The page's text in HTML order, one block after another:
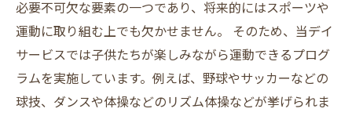
必要不可欠な要素の一つであり、将来的にはスポーツや
運動に取り組む上でも欠かせません。 そのため、当デイ
サービスでは子供たちが楽しみながら運動できるプログ
ラムを実施しています。例えば、野球やサッカーなどの
球技、ダンスや体操などのリズム体操などが挙げられま